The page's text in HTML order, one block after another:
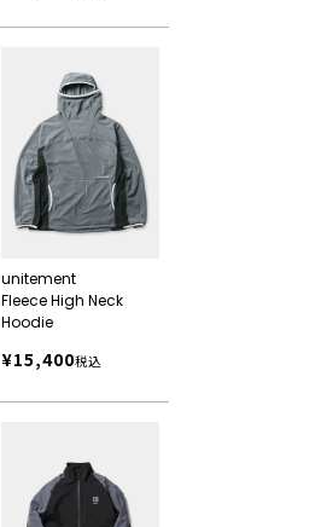
unitement
Fleece High Neck
Hoodie
¥15,400税込